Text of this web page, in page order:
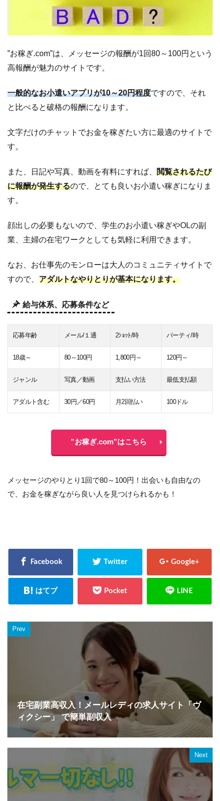
”お稼ぎ.com”は、メッセージの報酬が1回80～100円という
高報酬が魅力のサイトです。
一般的なお小遣いアプリが10～20円程度ですので、それ
と比べると破格の報酬になります。
文字だけのチャットでお金を稼ぎたい方に最適のサイトで
す。
また、日記や写真、動画を有料にすれば、 閲覧されるたび
に報酬が発生するので、とても良いお小遣い稼ぎになりま
す。
顔出しの必要もないので、学生のお小遣い稼ぎやOLの副
業、主婦の在宅ワークとしても気軽に利用できます。
なお、お仕事先のモンローは大人のコミュニティサイトで
すので、 アダルトなやりとりが基本になります。
給与体系、応募条件など
応募年齢 メール/１通 2ｼｮｯﾄ/時 パーティ/時
18歳～ 80～100円 1,800円～ 120円～
ジャンル 写真／動画 支払い方法 最低支払額
アダルト含む 30円／60円 月2回払い 100ドル
”お稼ぎ.com”はこちら
メッセージのやりとり1回で80～100円！出会いも自由なの
で、お金を稼ぎながら良い人を見つけられるかも！
Prev
在宅副業高収入！メールレディの求人サイト「ヴ
ィクシー」 で簡単副収入
Next